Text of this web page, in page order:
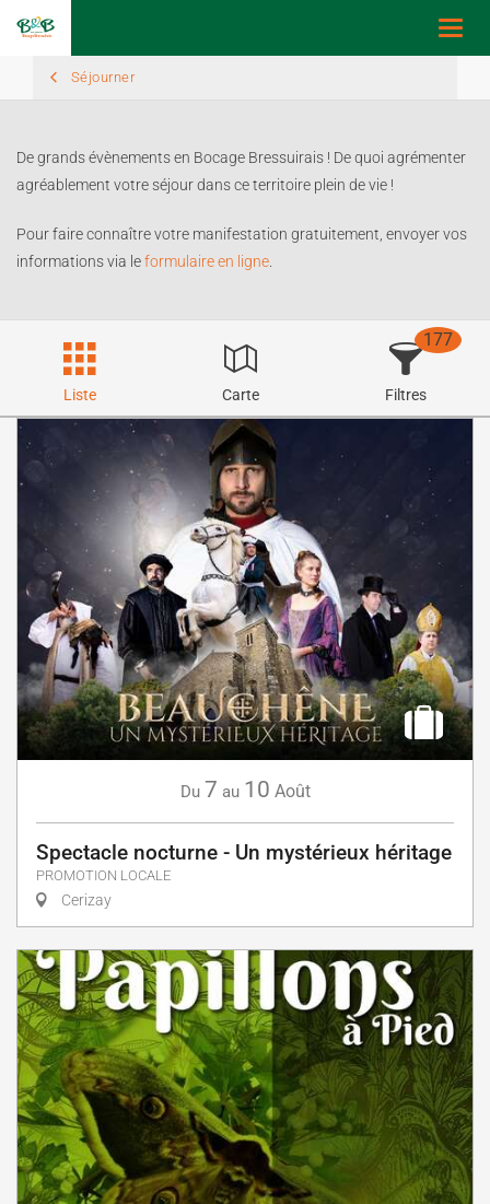
Séjourner
De grands évènements en Bocage Bressuirais ! De quoi agrémenter
agréablement votre séjour dans ce territoire plein de vie !
Pour faire connaître votre manifestation gratuitement, envoyer vos
informations via leformulaire en ligne
Liste Carte Filtres
177
Du 7 au 10 Août
Spectacle nocturne - Un mystérieux héritage
PROMOTION LOCALE
Cerizay